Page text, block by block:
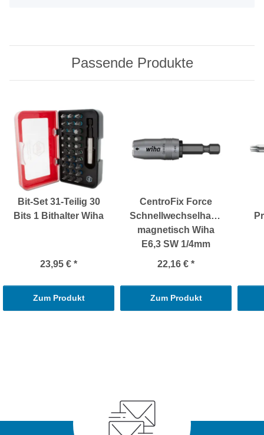
Passende Produkte
Bit-Set 31-Teilig 30
Bits 1 Bithalter Wiha
23,95 € *
Zum Produkt
CentroFix Force
Schnellwechselhalter
magnetisch Wiha
E6,3 SW 1/4mm
22,16 € *
Zum Produkt